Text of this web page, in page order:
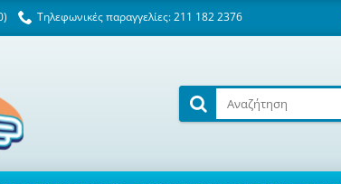
) Τηλεφωνικές παραγγελίες: 211 182 2376